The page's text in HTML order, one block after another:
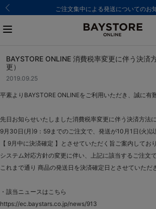
ご注文集中による発送についてのお
BAYSTORE ONLINE 消費税率変更に伴う決済
更）
2019.09.25
平素よりBAYSTORE ONLINEをご利用いただき、誠に有
先日お知らせいたしました消費税率変更に伴う決済方法に
9月30日(月)9：59までのご注文で、発送が10月1日(火)
【 9月中に決済確定 】とさせていただく旨ご案内してお
システム対応方針の変更に伴い、上記に該当するご注文
これまで通り 商品の発送日を決済確定日とさせていただ
・該当ニュースはこちら
https://ec.baystars.co.jp/news/913